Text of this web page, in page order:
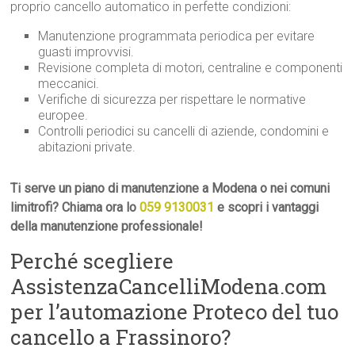
proprio cancello automatico in perfette condizioni:
Manutenzione programmata periodica per evitare
guasti improvvisi.
Revisione completa di motori, centraline e componenti
meccanici.
Verifiche di sicurezza per rispettare le normative
europee.
Controlli periodici su cancelli di aziende, condomini e
abitazioni private.
Ti serve un piano di manutenzione a Modena o nei comuni
limitrofi? Chiama ora lo059 9130031 e scopri i vantaggi
della manutenzione professionale!
Perché scegliere
AssistenzaCancelliModena.com
per l’automazione Proteco del tuo
cancello a Frassinoro?